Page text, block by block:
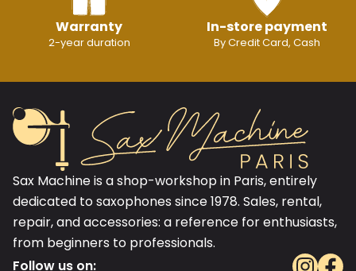
Warranty
2-year duration
In-store payment
By Credit Card, Cash
Sax Machine is a shop-workshop in Paris, entirely
dedicated to saxophones since 1978. Sales, rental,
repair, and accessories: a reference for enthusiasts,
from beginners to professionals.
Follow us on: